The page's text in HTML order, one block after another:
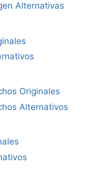
Alternativas
Originales
Alternativos